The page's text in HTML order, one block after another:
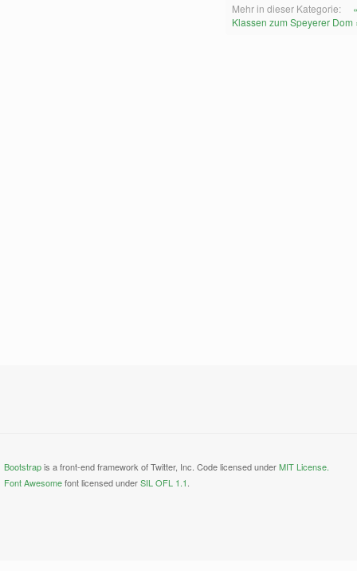
Mehr in dieser Kategorie:
Klassen zum Speyerer Dom
Bootstrapis a front-end framework of Twitter, Inc. Code licensed underMIT License.
Font Awesomefont licensed underSIL OFL 1.1